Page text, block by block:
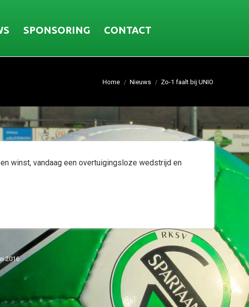
SPONSORING CONTACT
Home Nieuws Zo-1 faalt bij UNIO
winst, vandaag een overtuigingsloze wedstrijd en
2016